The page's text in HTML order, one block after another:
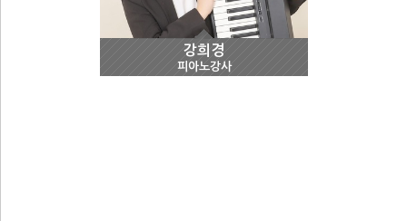
강희경
피아노강사